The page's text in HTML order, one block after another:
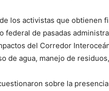
los activistas que obtienen
federal de pasadas
del Corredor
de agua, manejo de
sobre la